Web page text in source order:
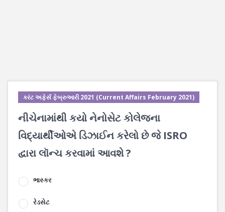
કરંટ અફેર્સ ફેબ્રુઆરી 2021 (Current Affairs February 2021)
નીચેનામાંથી કયો નેનોસેટ કોલેજના
વિદ્યાર્થીઓએ ડિઝાઈન કરેલો છે જે ISRO
દ્વારા લૉન્ચ કરવામાં આવશે ?
ભાસ્કર
રેડસેટ